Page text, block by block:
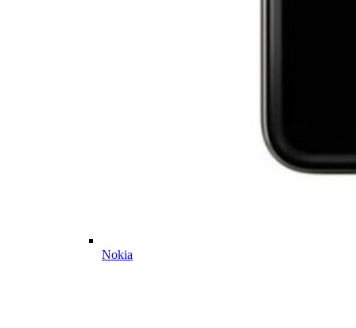
Nokia